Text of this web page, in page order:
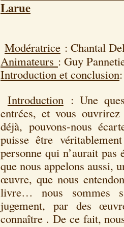
Larue
Modératrice : Chantal
Animateurs : Guy
Introduction et conclusion
Introduction: Une
entrées, et vous
déjà, pouvons-nous
puisse être
personne qui n’aurait
que nous appelons aussi,
œuvre, que nous
livre… nous sommes
jugement, par des
connaître . De ce fait,